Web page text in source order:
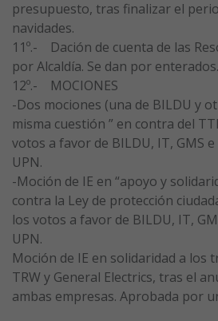
presupuesto, tras finalizar el
navidades.
11º.- Dación de cuenta de las
por Alcaldía. Se dan por enterados.
12º.- MOCIONES
-Dos mociones (una de BILDU y
misma cuestión ” en contra del
votos a favor de BILDU, IT, GMS
UPN.
-Moción de IE en “apoyo y
contra la Ley de protección
los votos a favor de BILDU, IT,
UPN.
Moción de IE en solidaridad a los
TRW y General Electrics, tras el
ambas empresas. Aprobada por